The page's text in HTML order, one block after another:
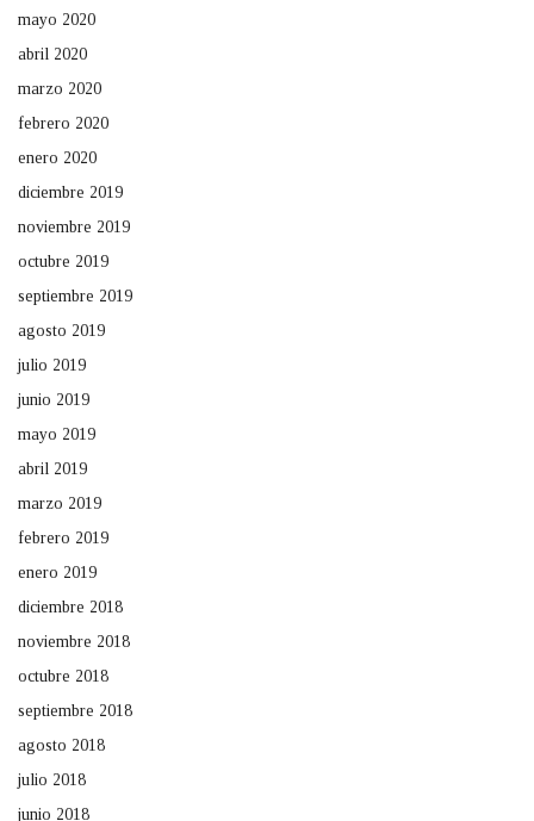
mayo 2020
abril 2020
marzo 2020
febrero 2020
enero 2020
diciembre 2019
noviembre 2019
octubre 2019
septiembre 2019
agosto 2019
julio 2019
junio 2019
mayo 2019
abril 2019
marzo 2019
febrero 2019
enero 2019
diciembre 2018
noviembre 2018
octubre 2018
septiembre 2018
agosto 2018
julio 2018
junio 2018